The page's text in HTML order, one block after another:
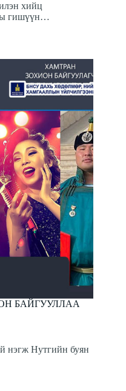
хийц
гишүүн…
БАЙГУУЛЛАА
нэгж Нутгийн буян